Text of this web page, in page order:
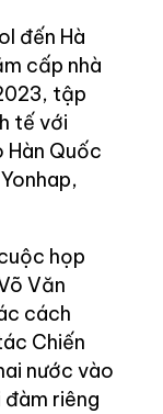
đến Hà
cấp nhà
tập
tế với
Hàn Quốc
họp
Văn
cách
Chiến
nước vào
đàm riêng